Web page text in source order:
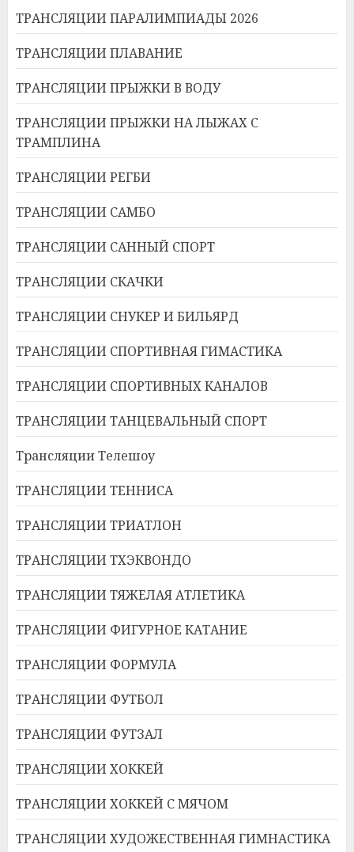
ТРАНСЛЯЦИИ ПАРАЛИМПИАДЫ 2026
ТРАНСЛЯЦИИ ПЛАВАНИЕ
ТРАНСЛЯЦИИ ПРЫЖКИ В ВОДУ
ТРАНСЛЯЦИИ ПРЫЖКИ НА ЛЫЖАХ С
ТРАМПЛИНА
ТРАНСЛЯЦИИ РЕГБИ
ТРАНСЛЯЦИИ САМБО
ТРАНСЛЯЦИИ САННЫЙ СПОРТ
ТРАНСЛЯЦИИ СКАЧКИ
ТРАНСЛЯЦИИ СНУКЕР И БИЛЬЯРД
ТРАНСЛЯЦИИ СПОРТИВНАЯ ГИМАСТИКА
ТРАНСЛЯЦИИ СПОРТИВНЫХ КАНАЛОВ
ТРАНСЛЯЦИИ ТАНЦЕВАЛЬНЫЙ СПОРТ
Трансляции Телешоу
ТРАНСЛЯЦИИ ТЕННИСА
ТРАНСЛЯЦИИ ТРИАТЛОН
ТРАНСЛЯЦИИ ТХЭКВОНДО
ТРАНСЛЯЦИИ ТЯЖЕЛАЯ АТЛЕТИКА
ТРАНСЛЯЦИИ ФИГУРНОЕ КАТАНИЕ
ТРАНСЛЯЦИИ ФОРМУЛА
ТРАНСЛЯЦИИ ФУТБОЛ
ТРАНСЛЯЦИИ ФУТЗАЛ
ТРАНСЛЯЦИИ ХОККЕЙ
ТРАНСЛЯЦИИ ХОККЕЙ С МЯЧОМ
ТРАНСЛЯЦИИ ХУДОЖЕСТВЕННАЯ ГИМНАСТИКА